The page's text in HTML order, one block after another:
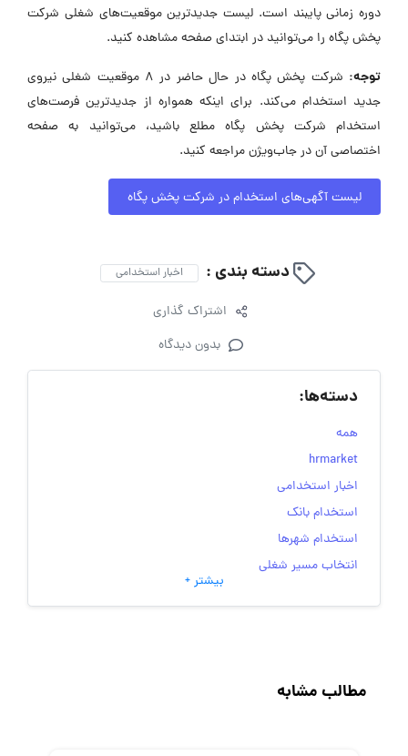
دوره زمانی پایبند است. لیست جدیدترین موقعیت‌های شغلی شرکت
پخش پگاه را می‌توانید در ابتدای صفحه مشاهده کنید.
توجه:
شرکت پخش پگاه در حال حاضر در ۸ موقعیت شغلی نیروی
جدید استخدام می‌کند. برای اینکه همواره از جدیدترین فرصت‌های
استخدام شرکت پخش پگاه مطلع باشید، می‌توانید به صفحه
اختصاصی آن در جاب‌ویژن مراجعه کنید.
لیست آگهی‌های استخدام در شرکت پخش پگاه
دسته بندی : اخبار استخدامی
اشتراک گذاری
بدون دیدگاه
دسته‌ها:
همه
hrmarket
اخبار استخدامی
استخدام بانک
استخدام شهرها
انتخاب مسیر شغلی
به‌روزرسانی‌های سایت (کارجویی)
رزومه
بیشتر +
مطالب مشابه